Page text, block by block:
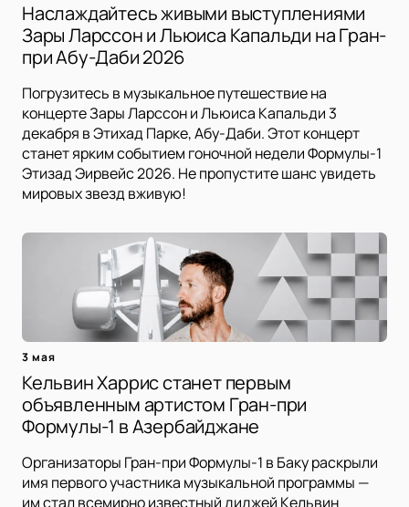
Наслаждайтесь живыми выступлениями
Зары Ларссон и Льюиса Капальди на Гран-
при Абу-Даби 2026
Погрузитесь в музыкальное путешествие на
концерте Зары Ларссон и Льюиса Капальди 3
декабря в Этихад Парке, Абу-Даби. Этот концерт
станет ярким событием гоночной недели Формулы-1
Этизад Эирвейс 2026. Не пропустите шанс увидеть
мировых звезд вживую!
3 мая
Кельвин Харрис станет первым
объявленным артистом Гран-при
Формулы-1 в Азербайджане
Организаторы Гран-при Формулы-1 в Баку раскрыли
имя первого участника музыкальной программы —
им стал всемирно известный диджей Кельвин